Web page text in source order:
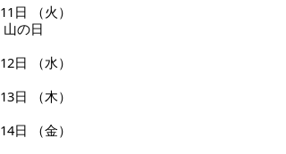
11日
（火）
山の日
12日
（水）
13日
（木）
14日
（金）